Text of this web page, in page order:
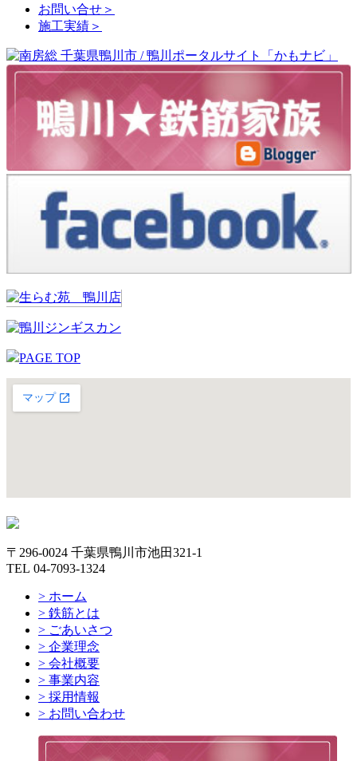
お問い合せ ＞
施工実績 ＞
PAGE TOP
〒296-0024 千葉県鴨川市池田321-1
TEL 04-7093-1324
> ホーム
> 鉄筋とは
> ごあいさつ
> 企業理念
> 会社概要
> 事業内容
> 採用情報
> お問い合わせ